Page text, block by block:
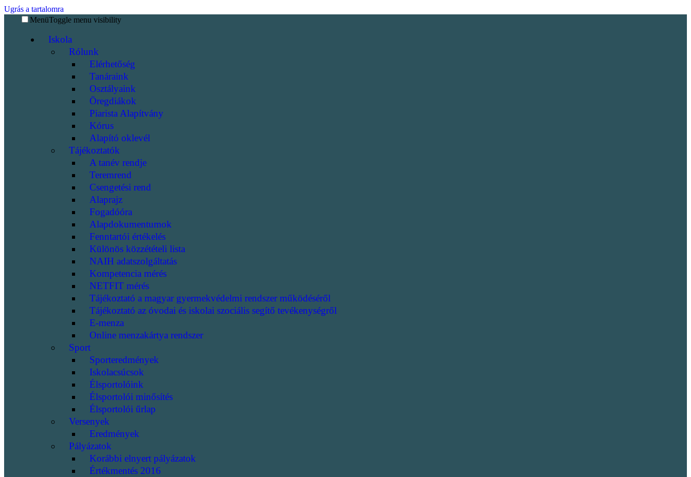
Ugrás a tartalomra
MenüToggle menu visibility
Iskola
Rólunk
Elérhetőség
Tanáraink
Osztályaink
Öregdiákok
Piarista Alapítvány
Kórus
Alapító oklevél
Tájékoztatók
A tanév rendje
Teremrend
Csengetési rend
Alaprajz
Fogadóóra
Alapdokumentumok
Fenntartói értékelés
Különös közzétételi lista
NAIH adatszolgáltatás
Kompetencia mérés
NETFIT mérés
Tájékoztató a magyar gyermekvédelmi rendszer működéséről
Tájékoztató az óvodai és iskolai szociális segítő tevékenységről
E-menza
Online menzakártya rendszer
Sport
Sporteredmények
Iskolacsúcsok
Élsportolóink
Élsportolói minősítés
Élsportolói űrlap
Versenyek
Eredmények
Pályázatok
Korábbi elnyert pályázatok
Értékmentés 2016